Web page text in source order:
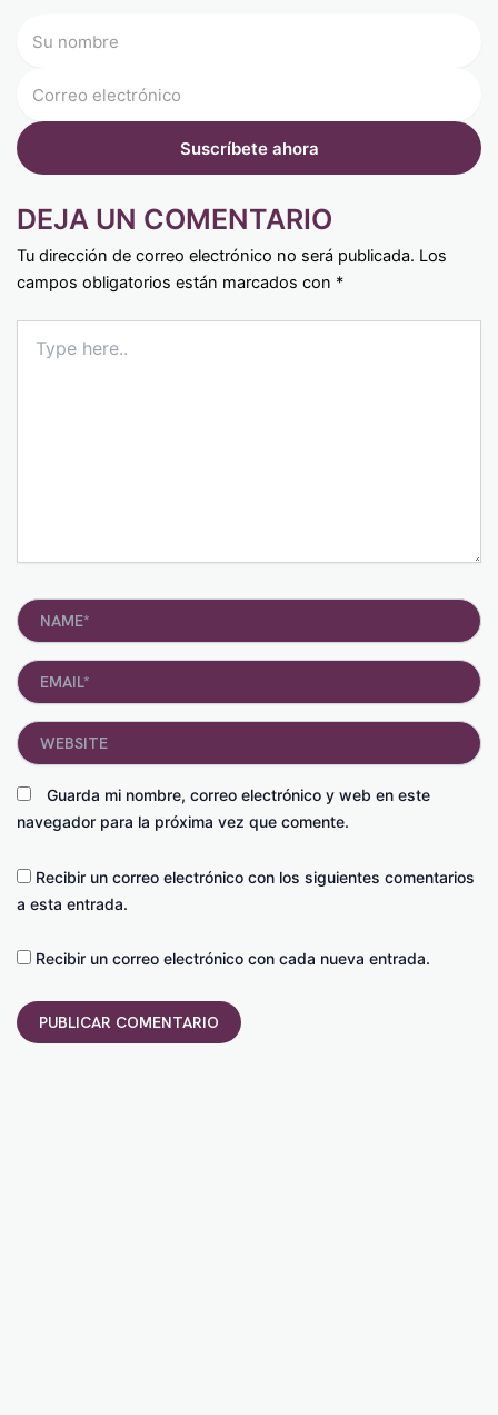
DEJA UN COMENTARIO
Tu dirección de correo electrónico no será publicada. Los
campos obligatorios están marcados con *
here..
Name*
Email*
Guarda mi nombre, correo electrónico y web en este
navegador para la próxima vez que comente.
Website
Recibir un correo electrónico con los siguientes comentarios
a esta entrada.
Recibir un correo electrónico con cada nueva entrada.